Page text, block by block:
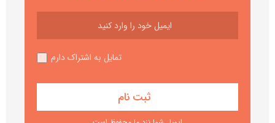
تمایل به اشتراک دارم